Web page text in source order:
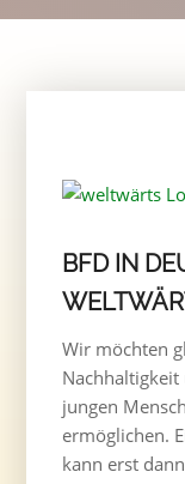
BFD IN
Wir möchten
jungen
ermöglichen.
kann erst